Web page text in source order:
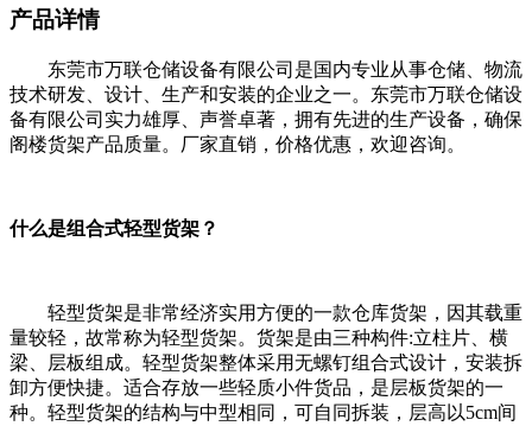
产品详情
东莞市万联仓储设备有限公司是国内专业从事仓储、物流
技术研发、设计、生产和安装的企业之一。东莞市万联仓储设
备有限公司实力雄厚、声誉卓著，拥有先进的生产设备，确保
阁楼货架产品质量。厂家直销，价格优惠，欢迎咨询。
什么是组合式轻型货架？
轻型货架是非常经济实用方便的一款仓库货架，因其载重
量较轻，故常称为轻型货架。货架是由三种构件:立柱片、横
梁、层板组成。轻型货架整体采用无螺钉组合式设计，安装拆
卸方便快捷。适合存放一些轻质小件货品，是层板货架的一
种。轻型货架的结构与中型相同，可自同拆装，层高以5cm间